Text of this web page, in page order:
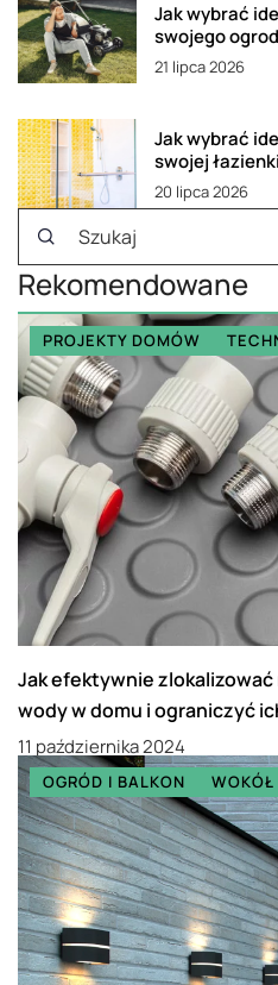
Jak wybrać
swojego
21 lipca 2026
Jak wybrać
swojej
20 lipca 2026
Rekomendowane
PROJEKTY DOMÓW
Jak efektywnie
wody w domu i ograniczyć
11 października 2024
OGRÓD I BALKON WOKÓŁ